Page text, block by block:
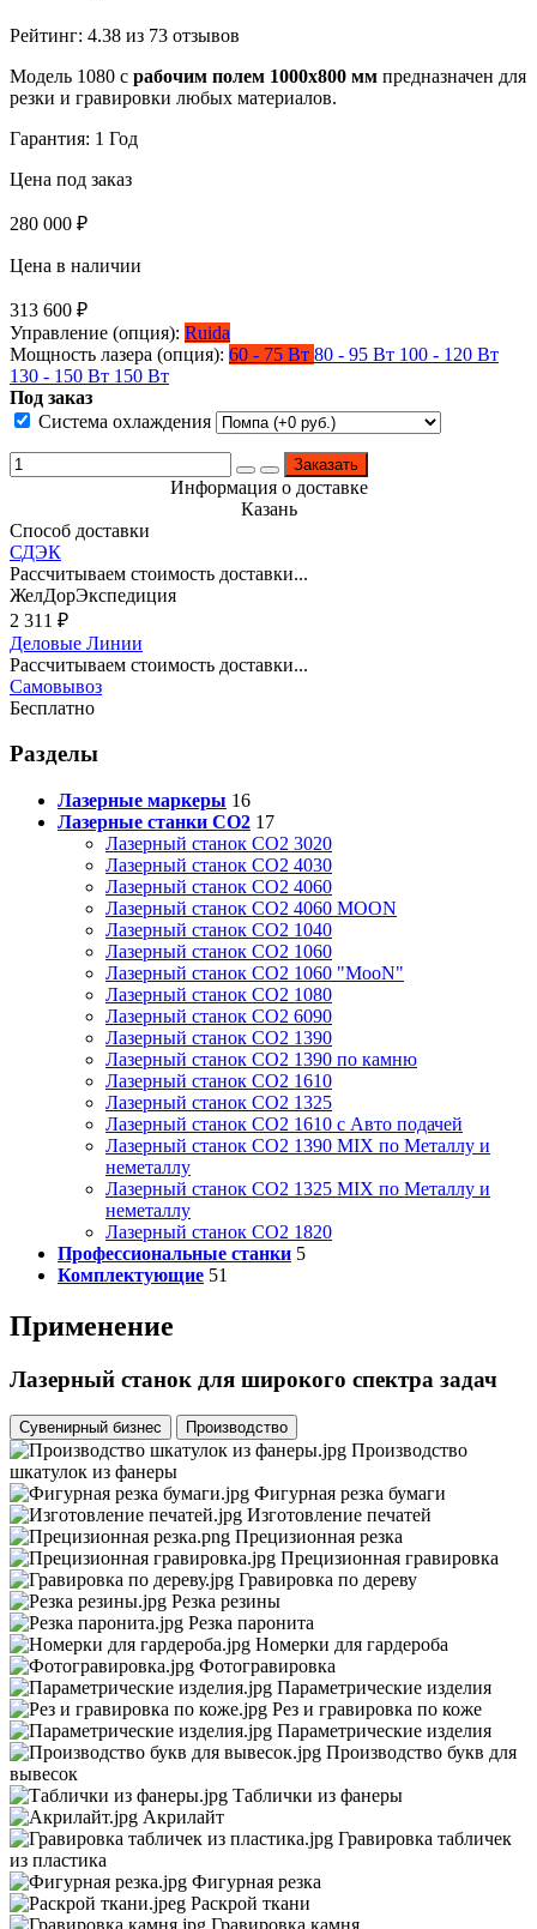
Рейтинг: 4.38 из 73 отзывов
Модель 1080 с рабочим полем 1000х800 мм предназначен для
резки и гравировки любых материалов.
Гарантия: 1 Год
Цена под заказ
280 000 ₽
Цена в наличии
313 600 ₽
Управление (опция): Ruida
Мощность лазера (опция): 60 - 75 Вт 80 - 95 Вт 100 - 120 Вт
130 - 150 Вт 150 Вт
Под заказ
Система охлаждения
Заказать
Информация о доставке
Казань
Способ доставки
СДЭК
Рассчитываем стоимость доставки...
ЖелДорЭкспедиция
2 311 ₽
Деловые Линии
Рассчитываем стоимость доставки...
Самовывоз
Бесплатно
Разделы
Лазерные маркеры 16
Лазерные станки CO2 17
Лазерный станок СО2 3020
Лазерный станок СО2 4030
Лазерный станок СО2 4060
Лазерный станок СО2 4060 MOON
Лазерный станок СО2 1040
Лазерный станок СО2 1060
Лазерный станок СО2 1060 "MooN"
Лазерный станок СО2 1080
Лазерный станок СО2 6090
Лазерный станок СО2 1390
Лазерный станок СО2 1390 по камню
Лазерный станок СО2 1610
Лазерный станок СО2 1325
Лазерный станок СО2 1610 с Авто подачей
Лазерный станок СО2 1390 MIX по Металлу и
неметаллу
Лазерный станок СО2 1325 MIX по Металлу и
неметаллу
Лазерный станок СО2 1820
Профессиональные станки 5
Комплектующие 51
Применение
Лазерный станок для широкого спектра задач
Сувенирный бизнес Производство
Производство
шкатулок из фанеры
Фигурная резка бумаги
Изготовление печатей
Прецизионная резка
Прецизионная гравировка
Гравировка по дереву
Резка резины
Резка паронита
Номерки для гардероба
Фотогравировка
Параметрические изделия
Рез и гравировка по коже
Параметрические изделия
Производство букв для
вывесок
Таблички из фанеры
Акрилайт
Гравировка табличек
из пластика
Фигурная резка
Раскрой ткани